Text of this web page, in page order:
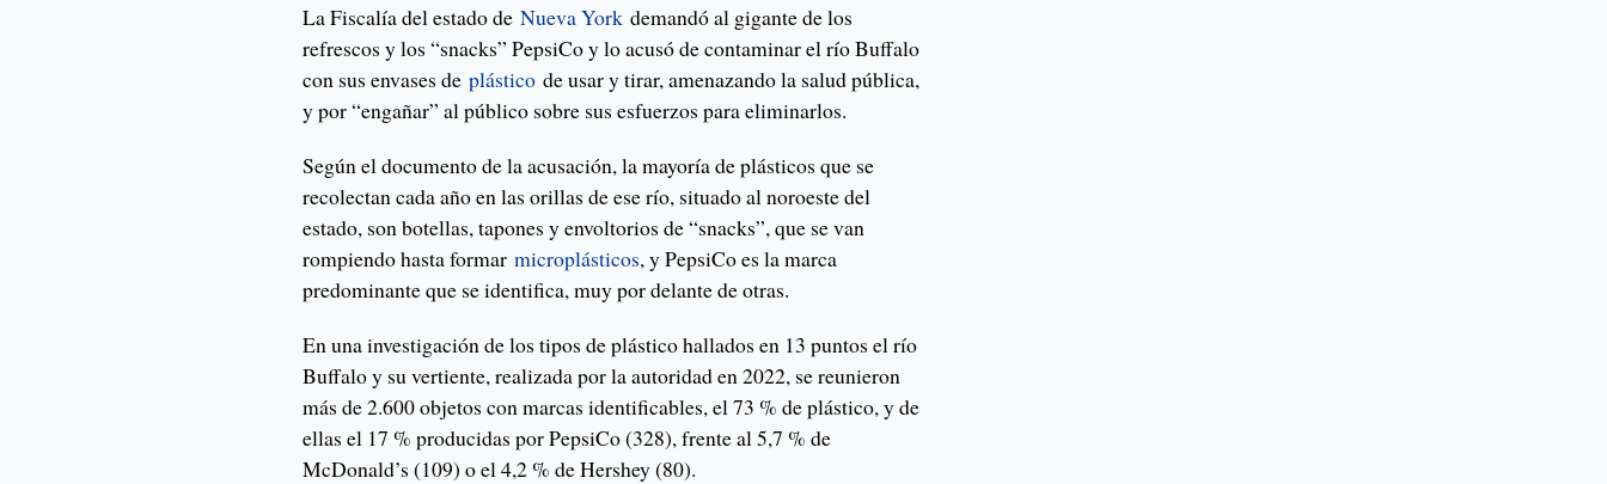
La Fiscalía del estado deNueva York demandó al gigante de los
refrescos y los “snacks” PepsiCo y lo acusó de contaminar el río Buffalo
con sus envases deplástico de usar y tirar, amenazando la salud pública,
y por “engañar” al público sobre sus esfuerzos para eliminarlos.
Según el documento de la acusación, la mayoría de plásticos que se
recolectan cada año en las orillas de ese río, situado al noroeste del
estado, son botellas, tapones y envoltorios de “snacks”, que se van
rompiendo hasta formarmicroplásticos, y PepsiCo es la marca
predominante que se identifica, muy por delante de otras.
En una investigación de los tipos de plástico hallados en 13 puntos el río
Buffalo y su vertiente, realizada por la autoridad en 2022, se reunieron
más de 2.600 objetos con marcas identificables, el 73 % de plástico, y de
ellas el 17 % producidas por PepsiCo (328), frente al 5,7 % de
McDonald’s (109) o el 4,2 % de Hershey (80).